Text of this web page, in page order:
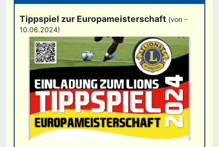
Tippspiel zur Europameisterschaft (von -
10.06.2024)